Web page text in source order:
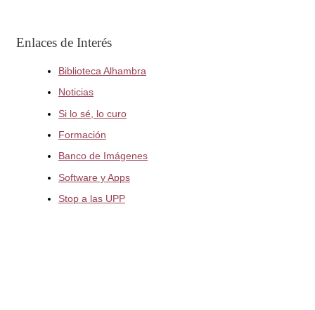
Enlaces de Interés
Biblioteca Alhambra
Noticias
Si lo sé, lo curo
Formación
Banco de Imágenes
Software y Apps
Stop a las UPP